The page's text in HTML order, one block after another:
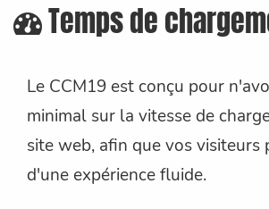
Temps de
Le CCM19 est conçu pour
minimal sur la vitesse de
site web, afin que vos
d'une expérience fluide.